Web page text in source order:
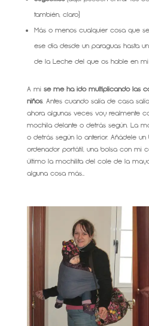
también, claro)
Más o menos cualquier cosa que
ese día desde un paraguas hasta
de la Leche del que os hable en mi
A mi se me ha ido multiplicando las
niños. Antes cuando salía de casa
ahora algunas veces voy realmente
mochila delante o detrás según. La
o detrás según lo anterior. Añádele
ordenador portátil, una bolsa con mi
último la mochilita del cole de la
alguna cosa más…